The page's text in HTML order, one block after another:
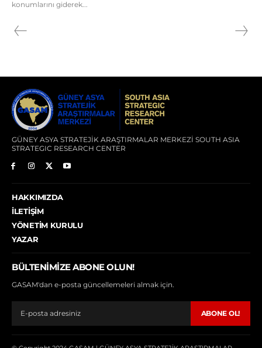
konumlarını giderek...
GÜNEY ASYA STRATEJİK ARAŞTIRMALAR MERKEZİ SOUTH ASIA
STRATEGIC RESEARCH CENTER
HAKKIMIZDA
İLETIŞIM
YÖNETIM KURULU
YAZAR
BÜLTENIMIZE ABONE OLUN!
GASAM'dan e-posta güncellemeleri almak için.
ABONE OL!